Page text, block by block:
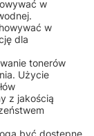
w
w
dla
tonerów
Użycie
z jakością
być dostępne